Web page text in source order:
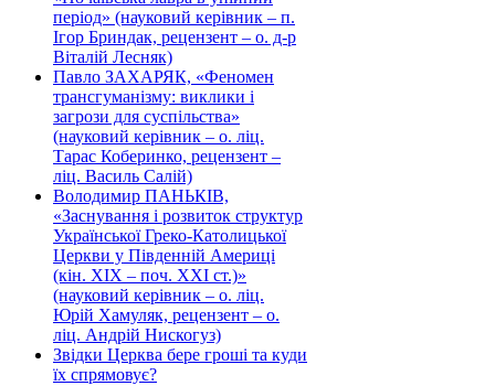
період» (науковий керівник – п.
Ігор Бриндак, рецензент – о. д-р
Віталій Лесняк)
Павло ЗАХАРЯК, «Феномен
трансгуманізму: виклики і
загрози для суспільства»
(науковий керівник – о. ліц.
Тарас Коберинко, рецензент –
ліц. Василь Салій)
Володимир ПАНЬКІВ,
«Заснування і розвиток структур
Української Греко-Католицької
Церкви у Південній Америці
(кін. ХІХ – поч. ХХІ ст.)»
(науковий керівник – о. ліц.
Юрій Хамуляк, рецензент – о.
ліц. Андрій Нискогуз)
Звідки Церква бере гроші та куди
їх спрямовує?